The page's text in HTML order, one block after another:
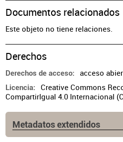
Documentos relacionados
Este objeto no tiene relaciones.
Derechos
Derechos de acceso acceso
Licencia
Creative Commons
CompartirIgual 4.0 Internacional
Metadatos extendidos